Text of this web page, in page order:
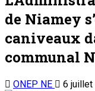
de Niamey
caniveaux
communal
ONEP NE 6 juillet